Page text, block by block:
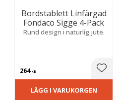
Bordstablett Linfärgad
Fondaco Sigge 4-Pack
Rund design i naturlig jute.
264KR
LÄGG I VARUKORGEN